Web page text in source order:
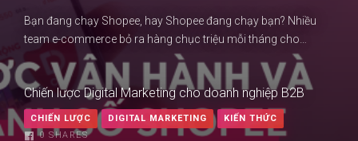
Bạn đang chạy Shopee, hay Shopee đang chạy bạn? Nhiều
team e-commerce bỏ ra hàng chục triệu mỗi tháng cho…
Chiến lược Digital Marketing cho doanh nghiệp B2B
CHIẾN LƯỢC DIGITAL MARKETING
KIẾN THỨC
0 SHARES